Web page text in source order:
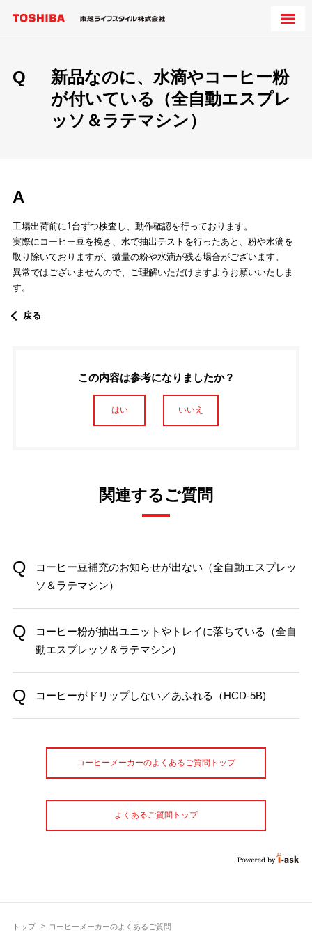
トップ コーヒーメーカーのよくあるご質問
Q
新品なのに、水滴やコーヒー粉
が付いている（全自動エスプレ
ッソ＆ラテマシン）
A
工場出荷前に1台ずつ検査し、動作確認を行っております。
実際にコーヒー豆を挽き、水で抽出テストを行ったあと、粉や水滴を
取り除いておりますが、微量の粉や水滴が残る場合がございます。
異常ではございませんので、ご理解いただけますようお願いいたしま
す。
戻る
この内容は参考になりましたか？
はい いいえ
関連するご質問
コーヒー豆補充のお知らせが出ない（全自動エスプレッ
ソ＆ラテマシン）
コーヒー粉が抽出ユニットやトレイに落ちている（全自
動エスプレッソ＆ラテマシン）
コーヒーがドリップしない／あふれる（HCD-5B)
コーヒーメーカーのよくあるご質問トップ
よくあるご質問トップ